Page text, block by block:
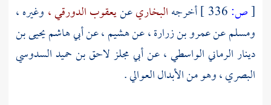
[ص: أخرجهالبخاريعنيعقوب الدورقي ، وغيره ،
ومسلمعنعمرو بن زرارة ،عنهشيم ،عنأبي هاشم يحيى بن
دينار الرماني الواسطي ،عنأبي مجلز لاحق بن حميد السدوسي
البصري ،وهو من الأبدال العوالي .